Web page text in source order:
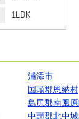
1LDK
浦添市
国頭郡恩納村
島尻郡南風
中頭郡北中